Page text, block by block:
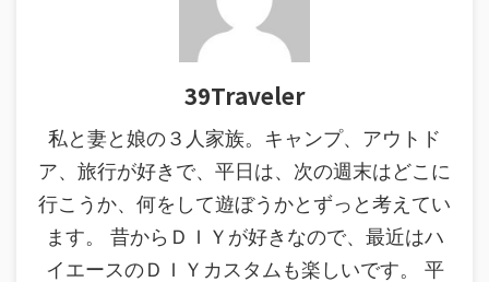
39Traveler
私と妻と娘の３人家族。キャンプ、アウトド
ア、旅行が好きで、平日は、次の週末はどこに
行こうか、何をして遊ぼうかとずっと考えてい
ます。 昔からＤＩＹが好きなので、最近はハ
イエースのＤＩＹカスタムも楽しいです。 平